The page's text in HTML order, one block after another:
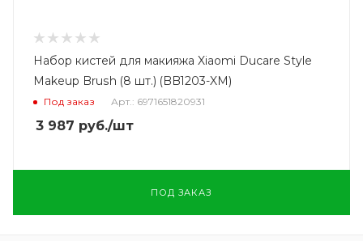
Набор кистей для макияжа Xiaomi Ducare Style
Makeup Brush (8 шт.) (BB1203-XM)
Под заказ Арт.: 6971651820931
3 987 руб./шт
ПОД ЗАКАЗ